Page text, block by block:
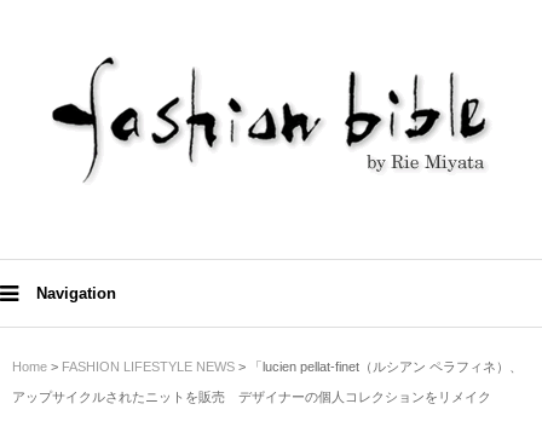
Navigation
Home > FASHION LIFESTYLE NEWS > 「lucien pellat-finet（ルシアン ペラフィネ）、
アップサイクルされたニットを販売 デザイナーの個人コレクションをリメイク